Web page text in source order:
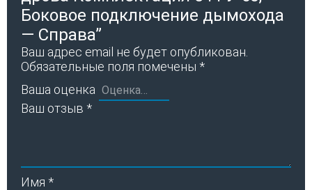
Боковое подключение дымохода
— Справа”
Ваш адрес email не будет опубликован.
Обязательные поля помечены *
Ваша оценка
Ваш отзыв *
Имя *